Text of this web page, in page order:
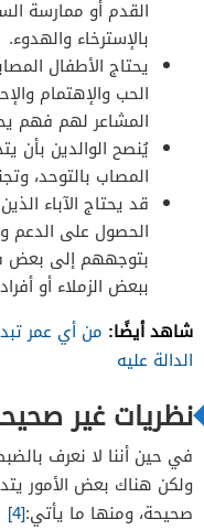
القدم أو ممارسة
بالإسترخاء والهدوء.
يحتاج الأطفال
الحب والإهتمام
المشاعر لهم فهم
يُنصح الوالدين بأن
المصاب بالتوحد،
قد يحتاج الآباء
الحصول على الدعم
بتوجههم إلى بعض
ببعض الزملاء أو
شاهد أيضًا: من أي عمر
الدالة عليه
نظريات غير
في حين أننا لا نعرف
ولكن هناك بعض الأمور
صحيحة، ومنها ما يأتي:[4]